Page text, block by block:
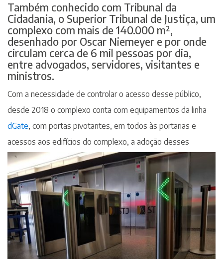
Também conhecido com Tribunal da
Cidadania, o Superior Tribunal de Justiça, um
complexo com mais de 140.000 m²,
desenhado por Oscar Niemeyer e por onde
circulam cerca de 6 mil pessoas por dia,
entre advogados, servidores, visitantes e
ministros.
Com a necessidade de controlar o acesso desse público,
desde 2018 o complexo conta com equipamentos da linha
dGate, com portas pivotantes, em todos às portarias e
acessos aos edifícios do complexo, a adoção desses